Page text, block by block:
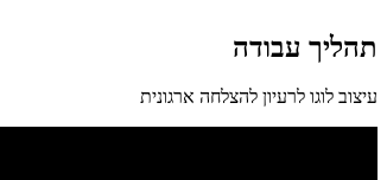
תהליך עבודה
עיצוב לוגו לרעיון להצלחה ארגונית